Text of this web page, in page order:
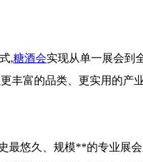
,糖酒会实现从单一展会到
丰富的品类、更实用的产
最悠久、规模**的专业展